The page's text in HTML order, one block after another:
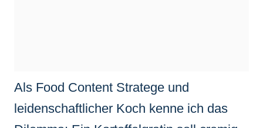
Als Food Content Stratege und
leidenschaftlicher Koch kenne ich das